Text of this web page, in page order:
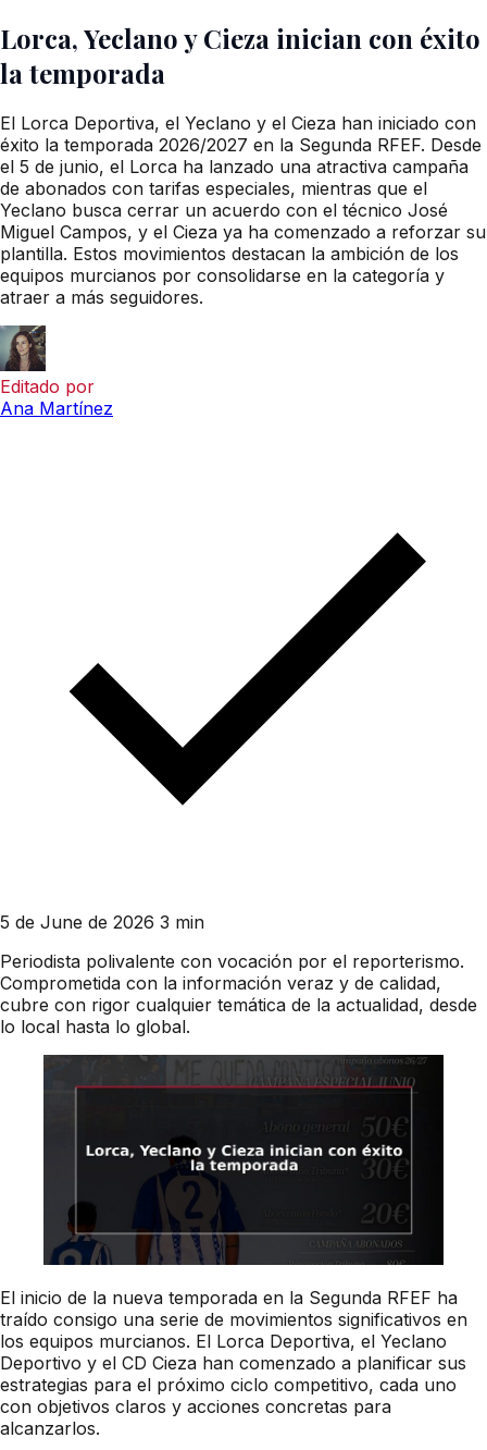
Lorca, Yeclano y Cieza inician con éxito
la temporada
El Lorca Deportiva, el Yeclano y el Cieza han iniciado con
éxito la temporada 2026/2027 en la Segunda RFEF. Desde
el 5 de junio, el Lorca ha lanzado una atractiva campaña
de abonados con tarifas especiales, mientras que el
Yeclano busca cerrar un acuerdo con el técnico José
Miguel Campos, y el Cieza ya ha comenzado a reforzar su
plantilla. Estos movimientos destacan la ambición de los
equipos murcianos por consolidarse en la categoría y
atraer a más seguidores.
Editado por
Ana Martínez
5 de June de 2026 3 min
Periodista polivalente con vocación por el reporterismo.
Comprometida con la información veraz y de calidad,
cubre con rigor cualquier temática de la actualidad, desde
lo local hasta lo global.
El inicio de la nueva temporada en la Segunda RFEF ha
traído consigo una serie de movimientos significativos en
los equipos murcianos. El Lorca Deportiva, el Yeclano
Deportivo y el CD Cieza han comenzado a planificar sus
estrategias para el próximo ciclo competitivo, cada uno
con objetivos claros y acciones concretas para
alcanzarlos.